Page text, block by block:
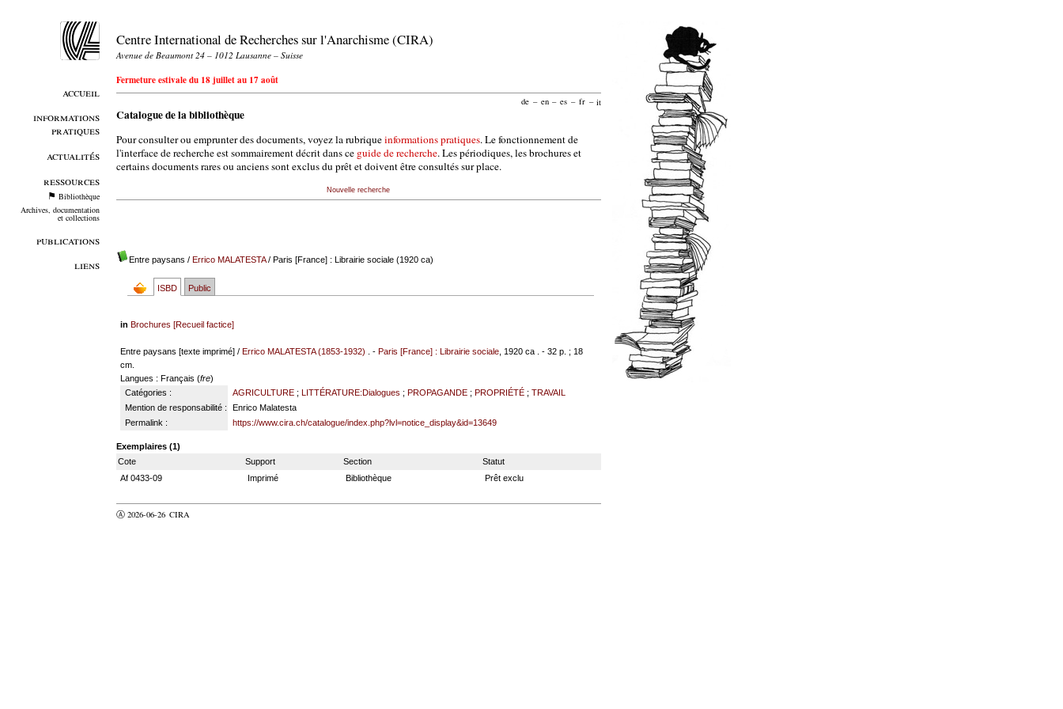
accueil
informations
pratiques
actualités
ressources
Bibliothèque
Archives, documentation
et collections
publications
liens
Centre International de Recherches sur l'Anarchisme (CIRA)
Avenue de Beaumont 24 – 1012 Lausanne – Suisse
Fermeture estivale du 18 juillet au 17 août
de – en – es – fr – it
Catalogue de la bibliothèque
Pour consulter ou emprunter des documents, voyez la rubriqueinformations pratiques. Le fonctionnement de
l'interface de recherche est sommairement décrit dans ce guide de recherche. Les périodiques, les brochures et
certains documents rares ou anciens sont exclus du prêt et doivent être consultés sur place.
Nouvelle recherche
Entre paysans / Errico MALATESTA/ Paris [France] : Librairie sociale (1920 ca)
ISBD Public
in Brochures [Recueil factice]
Entre paysans [texte imprimé] /Errico MALATESTA (1853-1932) . -Paris [France] : Librairie sociale , 1920 ca . - 32 p. ; 18
cm.
Langues : Français (fre)
Catégories :
AGRICULTURE; LITTÉRATURE:Dialogues ; PROPAGANDE; PROPRIÉTÉ; TRAVAIL
Mention de responsabilité :
Enrico Malatesta
Permalink :
https://www.cira.ch/catalogue/index.php?lvl=notice_display&id=13649
Exemplaires (1)
Cote
Support Section
Statut
Af 0433-09
Imprimé Bibliothèque Prêt exclu
Ⓐ 2026-06-26 CIRA